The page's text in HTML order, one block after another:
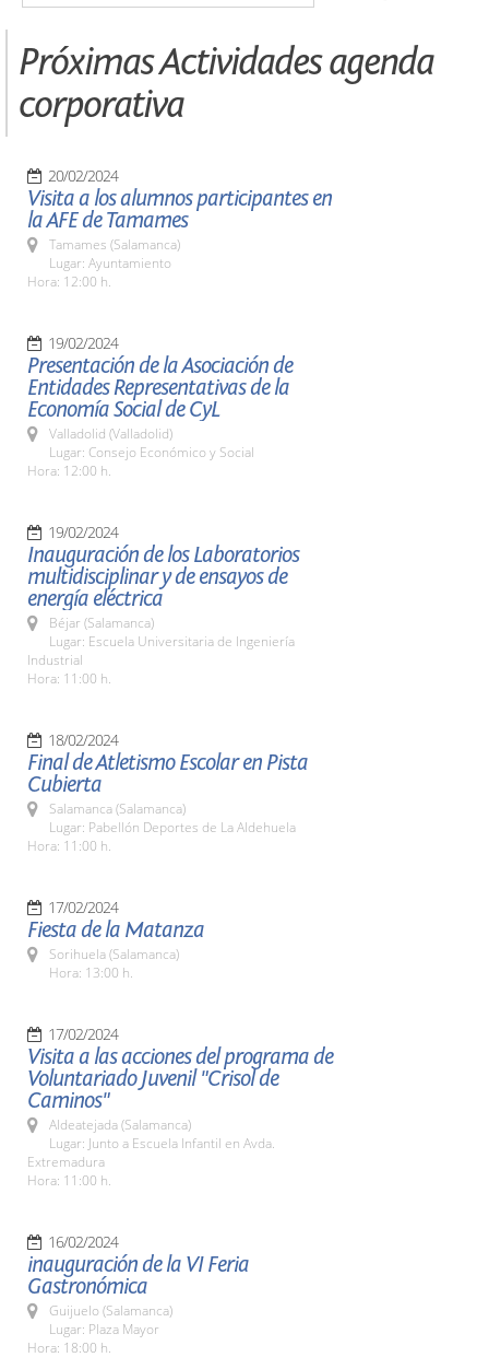
Próximas Actividades agenda
corporativa
20/02/2024
Visita a los alumnos participantes en
la AFE de Tamames
Tamames (Salamanca)
Lugar: Ayuntamiento
Hora: 12:00 h.
19/02/2024
Presentación de la Asociación de
Entidades Representativas de la
Economía Social de CyL
Valladolid (Valladolid)
Lugar: Consejo Económico y Social
Hora: 12:00 h.
19/02/2024
Inauguración de los Laboratorios
multidisciplinar y de ensayos de
energía eléctrica
Béjar (Salamanca)
Lugar: Escuela Universitaria de Ingeniería
Industrial
Hora: 11:00 h.
18/02/2024
Final de Atletismo Escolar en Pista
Cubierta
Salamanca (Salamanca)
Lugar: Pabellón Deportes de La Aldehuela
Hora: 11:00 h.
17/02/2024
Fiesta de la Matanza
Sorihuela (Salamanca)
Hora: 13:00 h.
17/02/2024
Visita a las acciones del programa de
Voluntariado Juvenil "Crisol de
Caminos"
Aldeatejada (Salamanca)
Lugar: Junto a Escuela Infantil en Avda.
Extremadura
Hora: 11:00 h.
16/02/2024
inauguración de la VI Feria
Gastronómica
Guijuelo (Salamanca)
Lugar: Plaza Mayor
Hora: 18:00 h.